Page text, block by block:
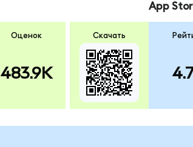
Оценок
483.9K
Скачать
App